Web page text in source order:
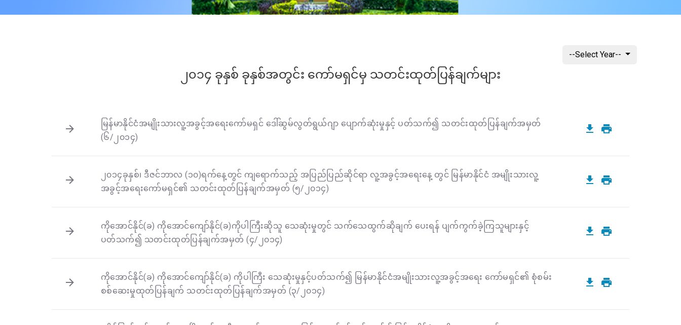
--Select Year--
၂၀၁၄ ခုနှစ် ခုနှစ်အတွင်း ကော်မရှင်မှ သတင်းထုတ်ပြန်ချက်များ
မြန်မာနိုင်ငံအမျိုးသားလူ့အခွင့်အရေးကော်မရှင် ဒေါ်ဆွမ်လွတ်ရွယ်ဂျာ ပျောက်ဆုံးမှုနှင့် ပတ်သက်၍ သတင်းထုတ်ပြန်ချက်အမှတ်
(၆/၂၀၁၄)
၂၀၁၄ခုနှစ်၊ ဒီဇင်ဘာလ (၁၀)ရက်နေ့တွင် ကျရောက်သည့် အပြည်ပြည်ဆိုင်ရာ လူ့အခွင့်အရေးနေ့ တွင် မြန်မာနိုင်ငံ အမျိုးသားလူ့
အခွင့်အရေးကော်မရှင်၏ သတင်းထုတ်ပြန်ချက်အမှတ် (၅/၂၀၁၄)
ကိုအောင်နိုင်(ခ) ကိုအောင်ကျော်နိုင်(ခ)ကိုပါကြီးဆိုသူ သေဆုံးမှုတွင် သက်သေထွက်ဆိုချက် ပေးရန် ပျက်ကွက်ခဲ့ကြသူများနှင့်
ပတ်သက်၍ သတင်းထုတ်ပြန်ချက်အမှတ် (၄/၂၀၁၄)
ကိုအောင်နိုင်(ခ) ကိုအောင်ကျော်နိုင်(ခ) ကိုပါကြီး သေဆုံးမှုနှင့်ပတ်သက်၍ မြန်မာနိုင်ငံအမျိုးသားလူ့အခွင့်အရေး ကော်မရှင်၏ စုံစမ်း
စစ်ဆေးမှုထုတ်ပြန်ချက် သတင်းထုတ်ပြန်ချက်အမှတ် (၃/၂၀၁၄)